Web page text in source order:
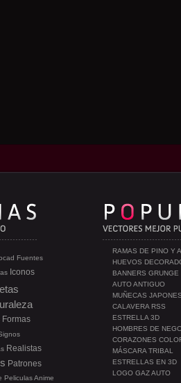
RAMAS DE PINO Y
HUEVOS
BANNERS GRUNGE
AUTO ANTIGUO
MUÑECAS
CALAVERA RSS
ESTRELLA 3D
HOMBRES DE
CORAZONES
MÁSCARA TRIBAL
ESTRELLAS EN 3D
LOGO GAZ AUTO
Fuentes
Iconos
Formas
Realistas
Patrones
PeliculasAnime